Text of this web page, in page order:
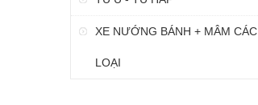
XE NƯỚNG BÁNH + MÂM CÁC
LOẠI